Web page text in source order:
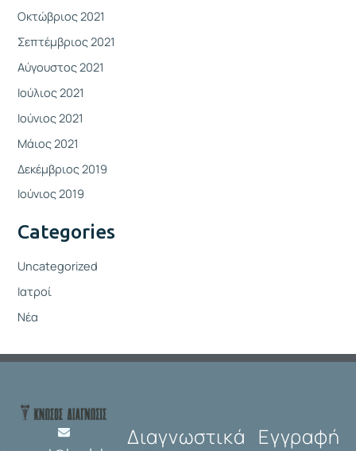
Οκτώβριος 2021
Σεπτέμβριος 2021
Αύγουστος 2021
Ιούλιος 2021
Ιούνιος 2021
Μάιος 2021
Δεκέμβριος 2019
Ιούνιος 2019
Categories
Uncategorized
Ιατροί
Νέα
Διαγνωστικά Εγγραφή